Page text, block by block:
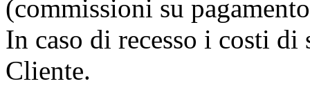
(commissioni su
In caso di recesso i costi di
Cliente.